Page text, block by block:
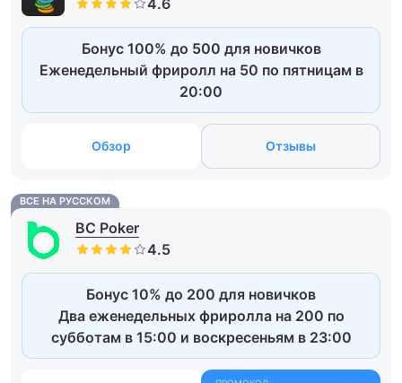
Бонус 100% до 500 для новичков
Еженедельный фриролл на 50 по пятницам в
20:00
Обзор Отзывы
ВСЕ НА РУССКОМ
BC Poker
Бонус 10% до 200 для новичков
Два еженедельных фриролла на 200 по
субботам в 15:00 и воскресеньям в 23:00